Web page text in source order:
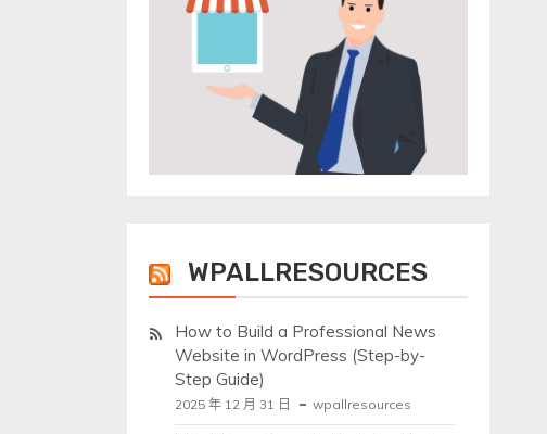
WPALLRESOURCES
How to Build a Professional News
Website in WordPress (Step-by-
Step Guide)
2025 年 12 月 31 日 wpallresources